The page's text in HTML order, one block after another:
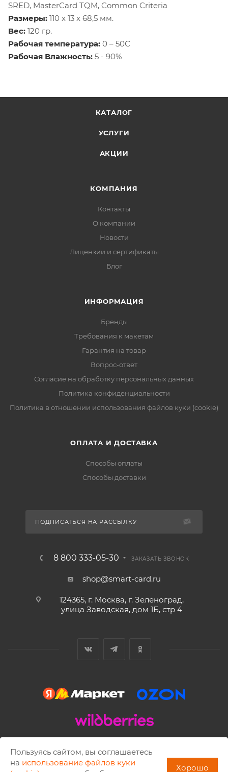
SRED, MasterCard TQM, Common Criteria
Размеры: 110 x 13 x 68,5 мм.
Вес: 120 гр.
Рабочая температура: 0 – 50С
Рабочая Влажность: 5 - 90%
КАТАЛОГ
УСЛУГИ
АКЦИИ
КОМПАНИЯ
Контакты
О компании
Новости
Лицензии и сертификаты
Блог
ИНФОРМАЦИЯ
Бренды
Требования к макетам
Гарантия на товар
Вопрос-ответ
Согласие на обработку персональных данных
Политика конфиденциальности
Политика в отношении использования файлов куки (cookie)
ОПЛАТА И ДОСТАВКА
Способы оплаты
Способы доставки
ПОДПИСАТЬСЯ НА РАССЫЛКУ
8 800 333-05-30 ЗАКАЗАТЬ ЗВОНОК
shop@smart-card.ru
124365, г. Москва, г. Зеленоград,
улица Заводская, дом 1Б, стр 4
2002 - 2026 © SMART-CARD.RU Все права защищены.
Копирование материалов разрешено только с письменного
Пользуясь сайтом, вы соглашаетесь
на использование файлов куки
Хорошо